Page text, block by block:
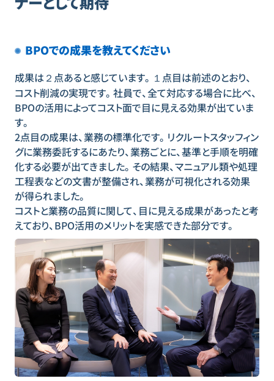
ナーとして期待
BPOでの成果を教えてください
成果は２点あると感じています。１点目は前述のとおり、
コスト削減の実現です。社員で、全て対応する場合に比べ、
BPOの活用によってコスト面で目に見える効果が出ていま
す。
2点目の成果は、業務の標準化です。リクルートスタッフィン
グに業務委託するにあたり、業務ごとに、基準と手順を明確
化する必要が出てきました。その結果、マニュアル類や処理
工程表などの文書が整備され、業務が可視化される効果
が得られました。
コストと業務の品質に関して、目に見える成果があったと考
えており、BPO活用のメリットを実感できた部分です。